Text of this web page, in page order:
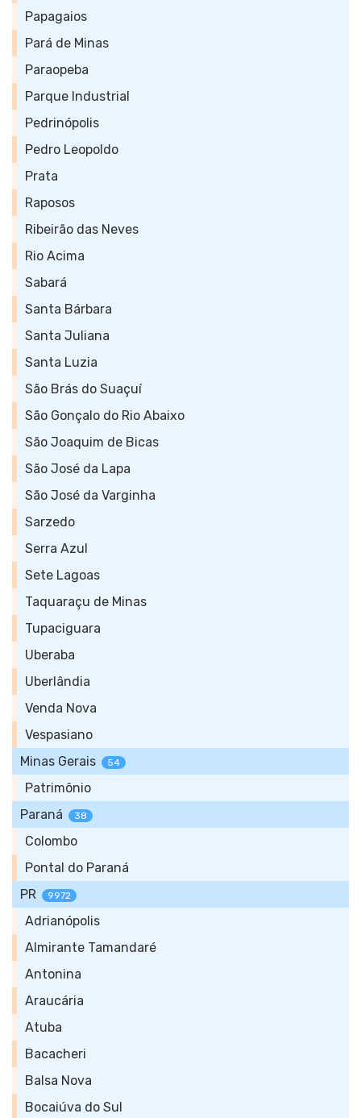
Papagaios
Pará de Minas
Paraopeba
Parque Industrial
Pedrinópolis
Pedro Leopoldo
Prata
Raposos
Ribeirão das Neves
Rio Acima
Sabará
Santa Bárbara
Santa Juliana
Santa Luzia
São Brás do Suaçuí
São Gonçalo do Rio Abaixo
São Joaquim de Bicas
São José da Lapa
São José da Varginha
Sarzedo
Serra Azul
Sete Lagoas
Taquaraçu de Minas
Tupaciguara
Uberaba
Uberlândia
Venda Nova
Vespasiano
Minas Gerais
54
Patrimônio
Paraná
38
Colombo
Pontal do Paraná
PR
9972
Adrianópolis
Almirante Tamandaré
Antonina
Araucária
Atuba
Bacacheri
Balsa Nova
Bocaiúva do Sul